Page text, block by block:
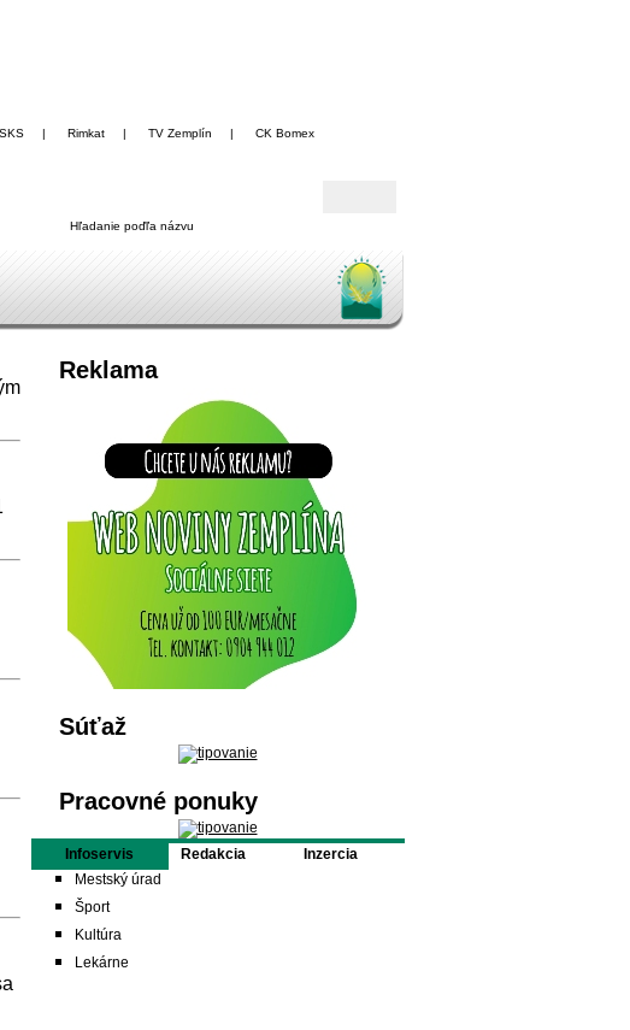
| Rimkat | TV Zemplín | CK Bomex
Hľadanie poďľa názvu
Reklama
Súťaž
Pracovné ponuky
Infoservis Redakcia
Inzercia
Mestský úrad
Šport
Kultúra
Lekárne